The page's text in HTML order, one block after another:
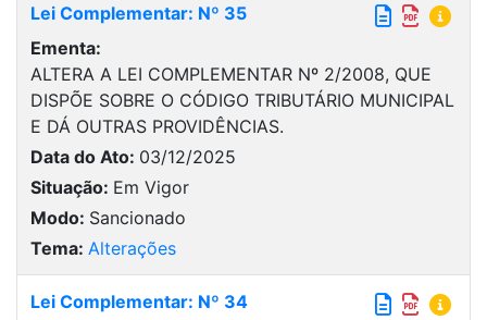
Lei Complementar: Nº 35
Ementa:
ALTERA A LEI COMPLEMENTAR Nº 2/2008, QUE
DISPÕE SOBRE O CÓDIGO TRIBUTÁRIO MUNICIPAL
E DÁ OUTRAS PROVIDÊNCIAS.
Data do Ato: 03/12/2025
Situação: Em Vigor
Modo: Sancionado
Tema: Alterações
Lei Complementar: Nº 34